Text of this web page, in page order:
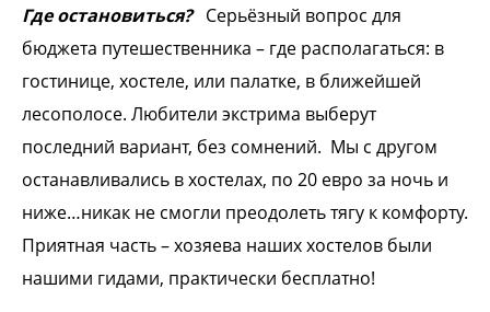
Где остановиться? Серьёзный вопрос для
бюджета путешественника – где располагаться: в
гостинице, хостеле, или палатке, в ближейшей
лесополосе. Любители экстрима выберут
последний вариант, без сомнений. Мы с другом
останавливались в хостелах, по 20 евро за ночь и
ниже…никак не смогли преодолеть тягу к комфорту.
Приятная часть – хозяева наших хостелов были
нашими гидами, практически бесплатно!